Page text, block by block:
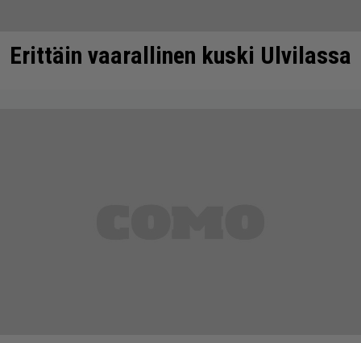
Erittäin vaarallinen kuski Ulvilassa